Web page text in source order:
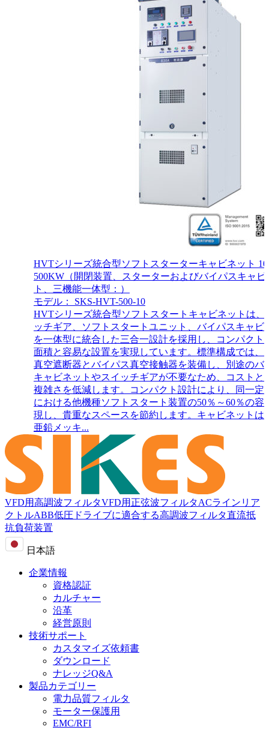
HVTシリーズ統合型ソフトスターターキャビネット
500KW（開閉装置、スターターおよびバイパスキャビ
ト、三機能一体型：）
モデル： SKS-HVT-500-10
HVTシリーズ統合型ソフトスタートキャビネットは、
ッチギア、ソフトスタートユニット、バイパスキャビ
を一体型に統合した三合一設計を採用し、コンパクト
面積と容易な設置を実現しています。標準構成では、
真空遮断器とバイパス真空接触器を装備し、別途のバ
キャビネットやスイッチギアが不要なため、コストと
複雑さを低減します。コンパクト設計により、同一定
における他機種ソフトスタート装置の50％～60％の容
現し、貴重なスペースを節約します。キャビネットは
亜鉛メッキ...
VFD用高調波フィルタVFD用正弦波フィルタACラインリア
クトルABB低圧ドライブに適合する高調波フィルタ直流抵
抗負荷装置
日本語
企業情報
資格認証
カルチャー
沿革
経営原則
技術サポート
カスタマイズ依頼書
ダウンロード
ナレッジQ&A
製品カテゴリー
電力品質フィルタ
モーター保護用
EMC/RFI